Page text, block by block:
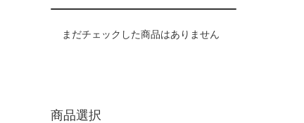
まだチェックした商品はありません
商品選択